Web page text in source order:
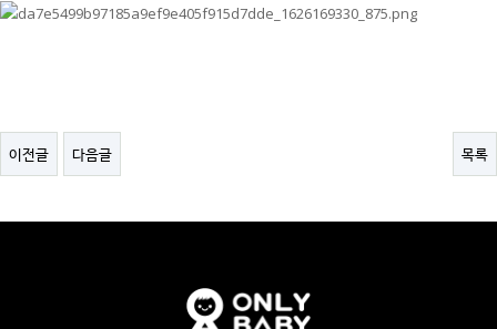
이전글 다음글 목록